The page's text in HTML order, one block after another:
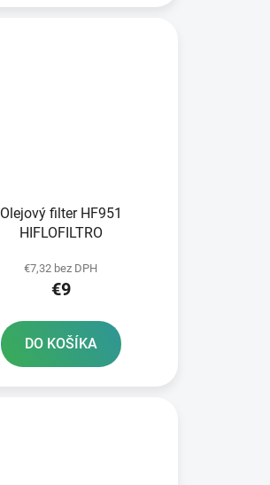
Olejový filter HF951
HIFLOFILTRO
€7,32 bez DPH
€9
DO KOŠÍKA